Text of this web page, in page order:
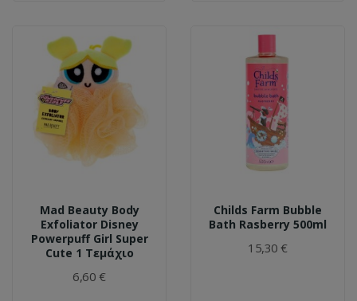
Mad Beauty Body
Exfoliator Disney
Powerpuff Girl Super
Cute 1 Τεμάχιο
6,60 €
Childs Farm Bubble
Bath Rasberry 500ml
15,30 €